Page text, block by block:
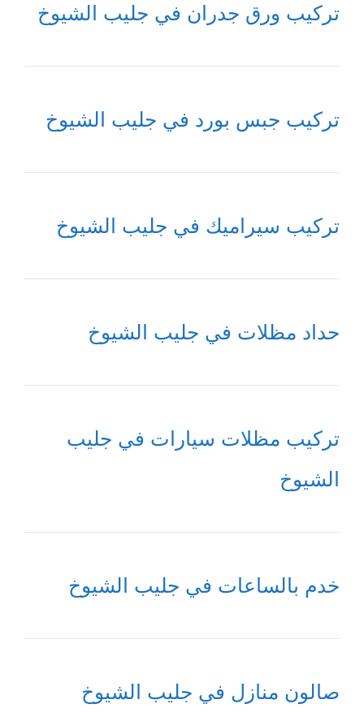
تركيب ورق جدران في جليب الشيوخ
تركيب جبس بورد في جليب الشيوخ
تركيب سيراميك في جليب الشيوخ
حداد مظلات في جليب الشيوخ
تركيب مظلات سيارات في جليب
الشيوخ
خدم بالساعات في جليب الشيوخ
صالون منازل في جليب الشيوخ